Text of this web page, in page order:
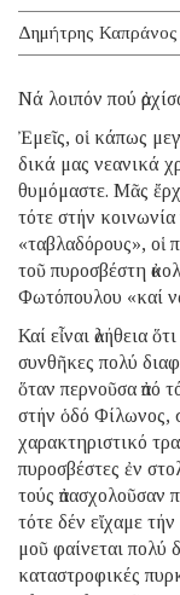
Δημήτρης Καπράνος
Νά λοιπόν πού
Ἐμεῖς, οἱ κάπως
δικά μας νεανικά
θυμόμαστε. Μᾶς
τότε στήν
«ταβλαδόρους», οἱ
τοῦ πυροσβέστη
Φωτόπουλου «καί
Καί εἶναι ἀλήθεια
συνθῆκες πολύ
ὅταν περνοῦσα ἀπό
στήν ὁδό Φίλωνος,
χαρακτηριστικό
πυροσβέστες ἐν
τούς ἀπασχολοῦσαν
τότε δέν εἴχαμε
μοῦ φαίνεται πολύ
καταστροφικές